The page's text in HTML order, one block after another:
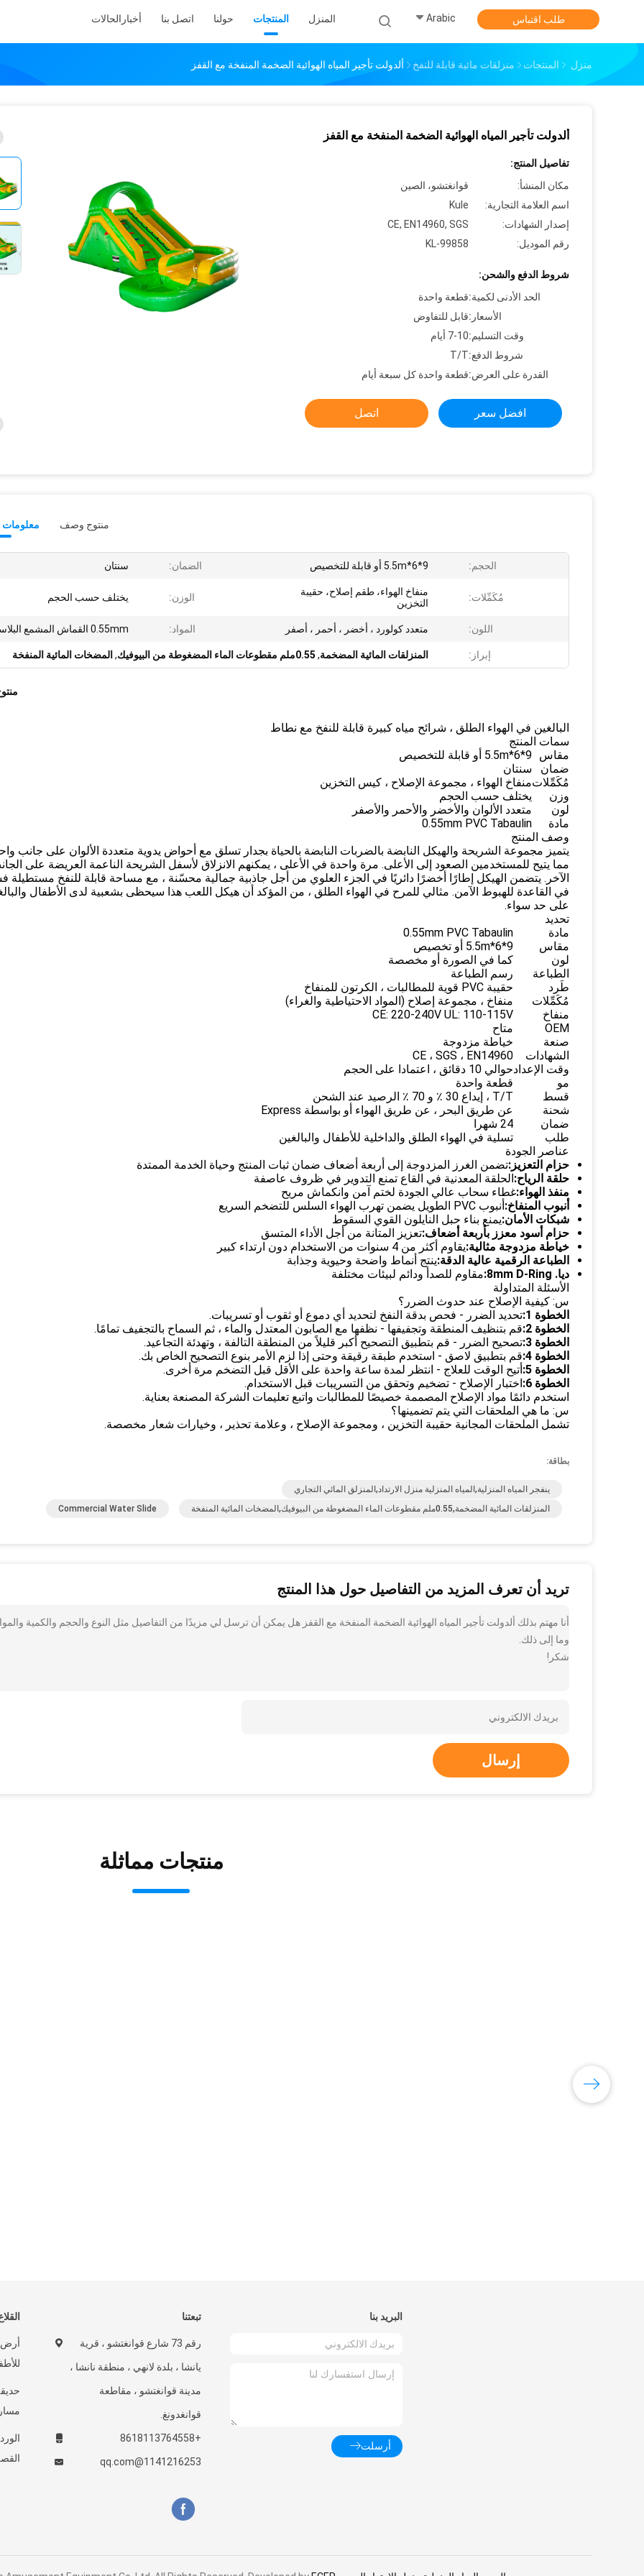
المنزل المنتجات حولنا اتصل بنا أخبار الحالات Arabic طلب اقتباس
منزل المنتجات منزلقات مائية قابلة للنفخ ألدولت تأجير المياه الهوائية الضخمة المنفخة مع القفز
ألدولت تأجير المياه الهوائية الضخمة المنفخة مع القفز
تفاصيل المنتج:
مكان المنشأ:
قوانغتشو، الصين
اسم العلامة التجارية:
Kule
إصدار الشهادات:
CE, EN14960, SGS
رقم الموديل:
KL-99858
شروط الدفع والشحن:
الحد الأدنى لكمية:قطعة واحدة
الأسعار:قابل للتفاوض
وقت التسليم:7-10 أيام
شروط الدفع:T/T
القدرة على العرض:قطعة واحدة كل سبعة أيام
افضل سعر اتصل
معلومات منتوج وصف
الحجم: 9*6*5.5m أو قابلة للتخصيص الضمان: سنتان
مُكَمِّلات:
منفاخ الهواء، طقم إصلاح، حقيبة
التخزين
الوزن: يختلف حسب الحجم
اللون: متعدد كولورد ، أخضر ، أحمر ، أصفر المواد: 0.55mm القماش المشمع البلاستيكية
إبراز: المنزلقات المائية المضخمة, 0.55ملم مقطوعات الماء المضغوطة من البيوفيك , المضخات المائية المنفخة
البالغين في الهواء الطلق ، شرائح مياه كبيرة قابلة للنفخ مع نطاط
سمات المنتج
مقاس 9*6*5.5m أو قابلة للتخصيص
ضمان
سنتان
مُكَمِّلاتمنفاخ الهواء ، مجموعة الإصلاح ، كيس التخزين
وزن
يختلف حسب الحجم
لون
متعدد الألوان والأخضر والأحمر والأصفر
مادة
0.55mm PVC Tabaulin
وصف المنتج
يتميز مجموعة الشريحة والهيكل النابضة بالضربات النابضة بالحياة بجدار تسلق مع أحواض يدوية متعددة الألوان على جانب
مما يتيح للمستخدمين الصعود إلى الأعلى. مرة واحدة في الأعلى ، يمكنهم الانزلاق لأسفل الشريحة الناعمة العريضة على
الآخر. يتضمن الهيكل إطارًا أخضرًا دائريًا في الجزء العلوي من أجل جاذبية جمالية محسّنة ، مع مساحة قابلة للنفخ مستطيلة
في القاعدة للهبوط الآمن. مثالي للمرح في الهواء الطلق ، من المؤكد أن هيكل اللعب هذا سيحظى بشعبية لدى الأطفال
على حد سواء.
تحديد
مادة
0.55mm PVC Tabaulin
مقاس
9*6*5.5m أو تخصيص
لون
كما في الصورة أو مخصصة
الطباعة
رسم الطباعة
طَرد
حقيبة PVC قوية للمطالبات ، الكرتون للمنفاخ
مُكَمِّلات
منفاخ ، مجموعة إصلاح (المواد الاحتياطية والغراء)
منفاخ
CE: 220-240V UL: 110-115V
OEM
متاح
صنعة
خياطة مزدوجة
الشهادات
CE ، SGS ، EN14960
وقت الإعدادحوالي 10 دقائق ، اعتمادا على الحجم
مو
قطعة واحدة
قسط
T/T ، إيداع 30 ٪ و 70 ٪ الرصيد عند الشحن
شحنة
عن طريق البحر ، عن طريق الهواء أو بواسطة Express
ضمان
24 شهرا
طلب
تسلية في الهواء الطلق والداخلية للأطفال والبالغين
عناصر الجودة
حزام التعزيز:تضمن الغرز المزدوجة إلى أربعة أضعاف ضمان ثبات المنتج وحياة الخدمة الممتدة
حلقة الرياح:الحلقة المعدنية في القاع تمنع التدوير في ظروف عاصفة
منفذ الهواء:غطاء سحاب عالي الجودة لختم آمن وانكماش مريح
أنبوب المنفاخ:أنبوب PVC الطويل يضمن تهرب الهواء السلس للتضخم السريع
شبكات الأمان:يمنع بناء حبل النايلون القوي السقوط
حزام أسود معزز بأربعة أضعاف:تعزيز المتانة من أجل الأداء المتسق
خياطة مزدوجة مثالية:يقاوم أكثر من 4 سنوات من الاستخدام دون ارتداء كبير
الطباعة الرقمية عالية الدقة:ينتج أنماط واضحة وحيوية وجذابة
ديا. 8mm D-Ring:
مقاوم للصدأ ودائم لبيئات مختلفة
الأسئلة المتداولة
س: كيفية الإصلاح عند حدوث الضرر؟
الخطوة 1:
تحديد الضرر - فحص بدقة النفخ لتحديد أي دموع أو ثقوب أو تسريبات.
الخطوة 2:
قم بتنظيف المنطقة وتجفيفها - نظفها مع الصابون المعتدل والماء ، ثم السماح بالتجفيف تمامًا.
الخطوة 3:
تصحيح الضرر - قم بتطبيق التصحيح أكبر قليلاً من المنطقة التالفة ، وتهدئة التجاعيد.
الخطوة 4:
قم بتطبيق لاصق - استخدم طبقة رقيقة وحتى إذا لزم الأمر بنوع التصحيح الخاص بك.
الخطوة 5:
أتيح الوقت للعلاج - انتظر لمدة ساعة واحدة على الأقل قبل التضخم مرة أخرى.
الخطوة 6:
اختبار الإصلاح - تضخيم وتحقق من التسريبات قبل الاستخدام.
استخدم دائمًا مواد الإصلاح المصممة خصيصًا للمطالبات واتبع تعليمات الشركة المصنعة بعناية.
س: ما هي الملحقات التي يتم تضمينها؟
تشمل الملحقات المجانية حقيبة التخزين ، ومجموعة الإصلاح ، وعلامة تحذير ، وخيارات شعار مخصصة.
بطاقة:
ينفجر المياه المنزلية,المياه المنزلية منزل الارتداد,المنزلق المائي التجاري
المنزلقات المائية المضخمة,0.55ملم مقطوعات الماء المضغوطة من البيوفيك,المضخات المائية المنفخة
Commercial Water Slide
تريد أن تعرف المزيد من التفاصيل حول هذا المنتج
أنا مهتم بذلك ألدولت تأجير المياه الهوائية الضخمة المنفخة مع القفز هل يمكن أن ترسل لي مزيدًا من التفاصيل مثل النوع والحجم والكمية
وما إلى ذلك.
شكر!
إرسال
منتجات مماثلة
أرض
تبعتنا
رقم 73 شارع قوانغتشو ، قرية
يانشا ، بلدة لانهي ، منطقة نانشا ،
مدينة قوانغتشو ، مقاطعة
قوانغدونغ.
+8618113764558
1141216253@qq.com
البريد بنا
أرسلت